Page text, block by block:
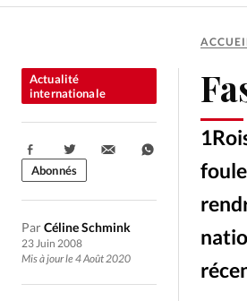
RUBRIQUES
Tous les articles
Actualité
Culture
Génération réveil
Actualité
internationale
ParCéline Schmink
23 Juin 2008
Mis à jour le 4 Août 2020
Partager:
Abonnés